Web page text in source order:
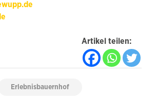
Artikel teilen:
Erlebnisbauernhof